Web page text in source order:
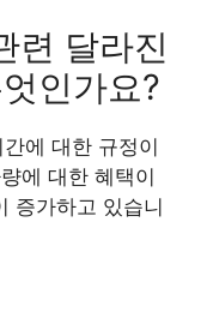
련 달라진
인가요?
에 대한 규정이
에 대한 혜택이
증가하고 있습니